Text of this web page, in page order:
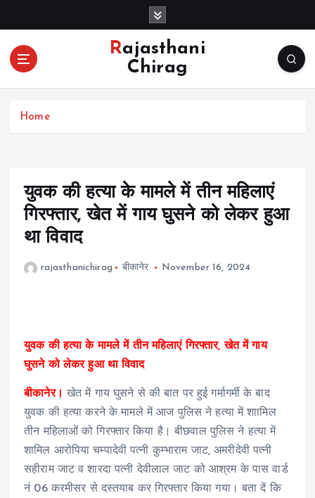
o
Rajasthani
Chirag
Home
युवक की हत्या के मामले में तीन महिलाएं
गिरफ्तार, खेत में गाय घुसने को लेकर हुआ
था विवाद
rajasthanichirag बीकानेर November 16, 2024
युवक की हत्या के मामले में तीन महिलाएं गिरफ्तार, खेत में गाय
घुसने को लेकर हुआ था विवाद
बीकानेर। खेत में गाय घुसने से की बात पर हुई गर्मागर्मी के बाद
युवक की हत्या करने के मामले में आज पुलिस ने हत्या में शाामिल
तीन महिलाओं को गिरफ्तार किया है। बीछवाल पुलिस ने हत्या में
शामिल आरोपिया चम्पादेवी पत्नी कुम्भाराम जाट, अमरीदेवी पत्नी
सहीराम जाट व शारदा पत्नी देवीलाल जाट को आश्रम के पास वार्ड
नं 06 करमीसर से दस्तयाब कर गिरफ्तार किया गया। बता दें कि